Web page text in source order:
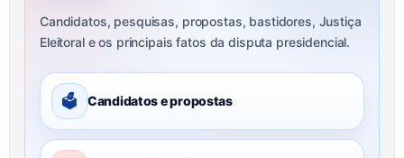
Candidatos, pesquisas, propostas, bastidores, Justiça
Eleitoral e os principais fatos da disputa presidencial.
🗳 Candidatos e propostas